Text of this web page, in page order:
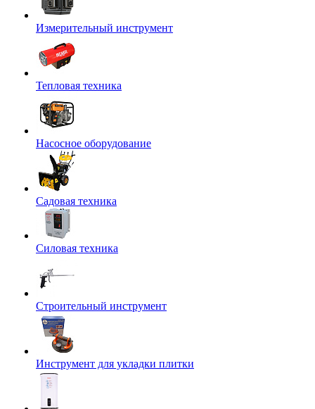
Измерительный инструмент
Тепловая техника
Насосное оборудование
Садовая техника
Силовая техника
Строительный инструмент
Инструмент для укладки плитки